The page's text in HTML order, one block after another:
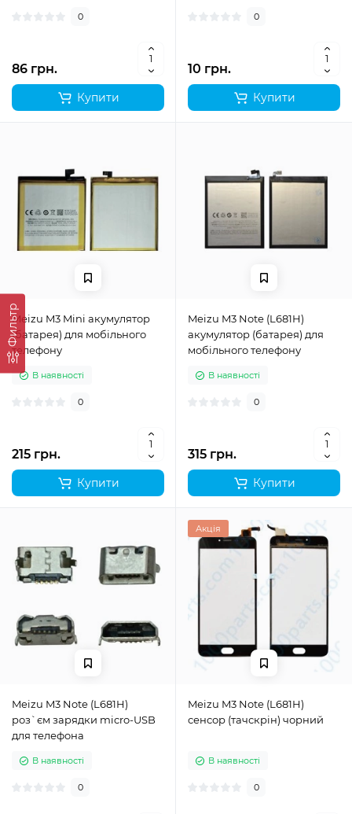
Фильтр
0
86 грн.
Купити
0
10 грн.
Купити
Meizu M3 Mini акумулятор
(батарея) для мобільного
телефону
В наявності
0
215 грн.
Купити
Meizu M3 Note (L681H)
акумулятор (батарея) для
мобільного телефону
В наявності
0
315 грн.
Купити
Meizu M3 Note (L681H)
роз`єм зарядки micro-USB
для телефона
В наявності
0
Акція
Meizu M3 Note (L681H)
сенсор (тачскрін) чорний
В наявності
0